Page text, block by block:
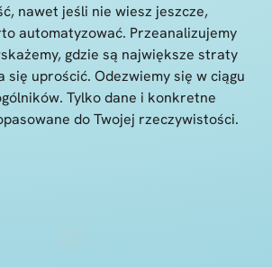
nawet jeśli nie wiesz jeszcze,
automatyzować. Przeanalizujemy
gdzie są największe straty
się uprościć. Odezwiemy się w ciągu
Tylko dane i konkretne
do Twojej rzeczywistości.